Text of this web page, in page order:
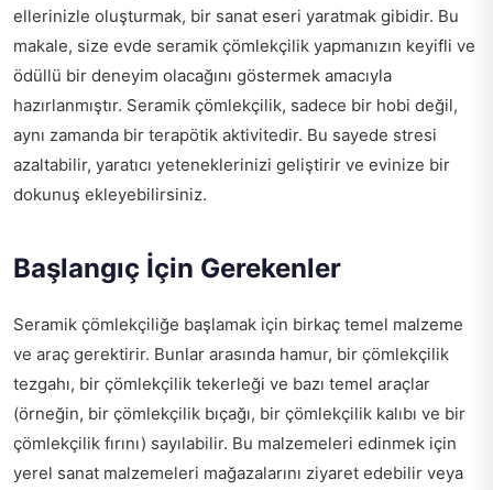
ellerinizle oluşturmak, bir sanat eseri yaratmak gibidir. Bu
makale, size evde seramik çömlekçilik yapmanızın keyifli ve
ödüllü bir deneyim olacağını göstermek amacıyla
hazırlanmıştır. Seramik çömlekçilik, sadece bir hobi değil,
aynı zamanda bir terapötik aktivitedir. Bu sayede stresi
azaltabilir, yaratıcı yeteneklerinizi geliştirir ve evinize bir
dokunuş ekleyebilirsiniz.
Başlangıç İçin Gerekenler
Seramik çömlekçiliğe başlamak için birkaç temel malzeme
ve araç gerektirir. Bunlar arasında hamur, bir çömlekçilik
tezgahı, bir çömlekçilik tekerleği ve bazı temel araçlar
(örneğin, bir çömlekçilik bıçağı, bir çömlekçilik kalıbı ve bir
çömlekçilik fırını) sayılabilir. Bu malzemeleri edinmek için
yerel sanat malzemeleri mağazalarını ziyaret edebilir veya